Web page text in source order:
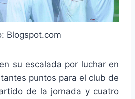
Blogspot.com
su escalada por luchar en
puntos para el club de
de la jornada y cuatro